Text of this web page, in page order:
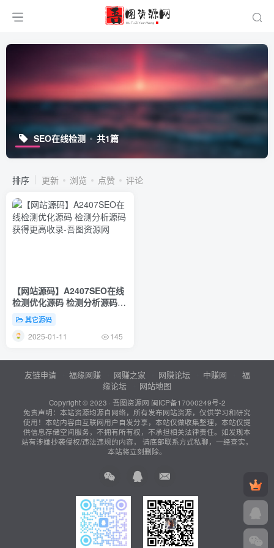
SEO在线检测 共1篇
排序 更新 浏览 点赞 评论
【网站源码】A2407SEO在线
检测优化源码 检测分析源码
获得更高收录
其它源码
2025-01-11 145
友链申请 福缘网赚 网赚之家 网赚论坛 中赚网
福
缘论坛
网站地图
Copyright © 2023 · 吾图资源网 闽ICP备17000249号-2
免责声明：本站资源均源自网络，所有发布网站资源，仅供学习和研究
使用！本站内容由互联网用户自发分享，本站仅做收集整理，本站仅提
供信息存储空间服务，不拥有所有权，不承担相关法律责任。如发现本
站有涉嫌抄袭侵权/违法违规的内容， 请底部联系方式私聊，一经查实，
本站将立刻删除。